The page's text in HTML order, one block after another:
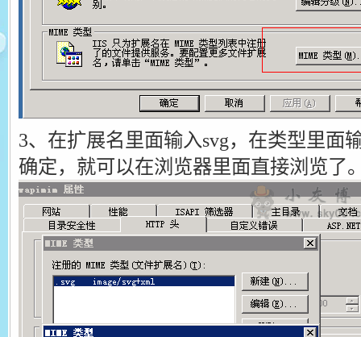
3、在扩展名里面输入svg，在类型里面
确定，就可以在浏览器里面直接浏览了